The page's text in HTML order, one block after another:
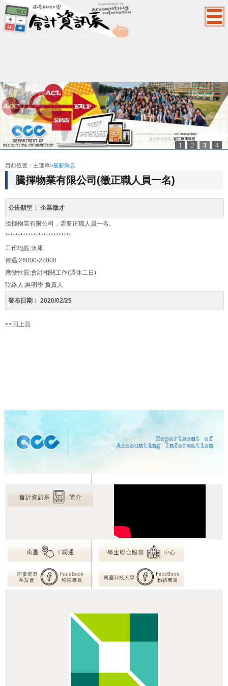
1 2 3
4
目前位置： 主選單>最新消息
騰揮物業有限公司(徵正職人員一名)
公告類型： 企業徵才
騰揮物業有限公司，需要正職人員一名。
**************************
工作地點:永康
待遇:26000-28000
應徵性質:會計相關工作(週休二日)
聯絡人:吳明學 負責人
發布日期： 2020/02/25
<<回上頁